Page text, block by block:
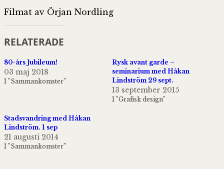
Filmat av Örjan Nordling
RELATERADE
80-års Jubileum!
03 maj 2018
I ”Sammankomster”
Rysk avant garde –
seminarium med Håkan
Lindström 29 sept.
13 september 2015
I ”Grafisk design”
Stadsvandring med Håkan
Lindström. 1 sep
21 augusti 2014
I ”Sammankomster”